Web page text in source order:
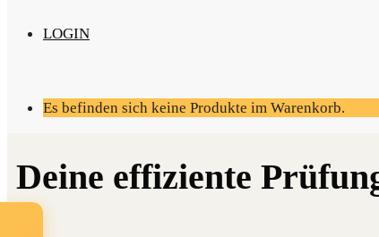
LOGIN
Es befinden sich keine Produkte im Warenkorb.